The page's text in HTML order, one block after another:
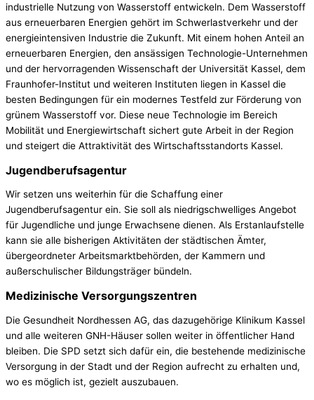
industrielle Nutzung von Wasserstoff entwickeln. Dem Wasserstoff
aus erneuerbaren Energien gehört im Schwerlastverkehr und der
energieintensiven Industrie die Zukunft. Mit einem hohen Anteil an
erneuerbaren Energien, den ansässigen Technologie-Unternehmen
und der hervorragenden Wissenschaft der Universität Kassel, dem
Fraunhofer-Institut und weiteren Instituten liegen in Kassel die
besten Bedingungen für ein modernes Testfeld zur Förderung von
grünem Wasserstoff vor. Diese neue Technologie im Bereich
Mobilität und Energiewirtschaft sichert gute Arbeit in der Region
und steigert die Attraktivität des Wirtschaftsstandorts Kassel.
Jugendberufsagentur
Wir setzen uns weiterhin für die Schaffung einer
Jugendberufsagentur ein. Sie soll als niedrigschwelliges Angebot
für Jugendliche und junge Erwachsene dienen. Als Erstanlaufstelle
kann sie alle bisherigen Aktivitäten der städtischen Ämter,
übergeordneter Arbeitsmarktbehörden, der Kammern und
außerschulischer Bildungsträger bündeln.
Medizinische Versorgungszentren
Die Gesundheit Nordhessen AG, das dazugehörige Klinikum Kassel
und alle weiteren GNH-Häuser sollen weiter in öffentlicher Hand
bleiben. Die SPD setzt sich dafür ein, die bestehende medizinische
Versorgung in der Stadt und der Region aufrecht zu erhalten und,
wo es möglich ist, gezielt auszubauen.